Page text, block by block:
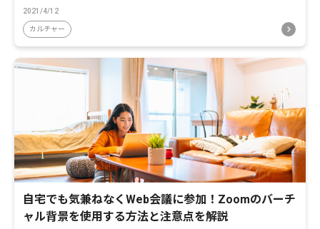
2021/4/12
カルチャー
自宅でも気兼ねなくWeb会議に参加！Zoomのバーチ
ャル背景を使用する方法と注意点を解説